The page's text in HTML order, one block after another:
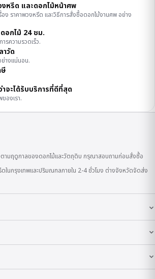
งหรีด และดอกไม้หน้าศพ
อง ราคาพวงหรีด และวิธีการสั่งซื้อดอกไม้งานศพ อย่าง
อกไม้ 24 ชม.
รความรวดเร็ว.
าวัด
ย่างแน่นอน.
จะได้รับบริการที่ดีที่สุด
องเรา.
งตามฤดูกาลของดอกไม้และวัตถุดิบ กรุณาสอบถามก่อนสั่งซื้อ
ในกรุงเทพและปริมณฑลภายใน 2-4 ชั่วโมง ต่างจังหวัดจัดส่ง